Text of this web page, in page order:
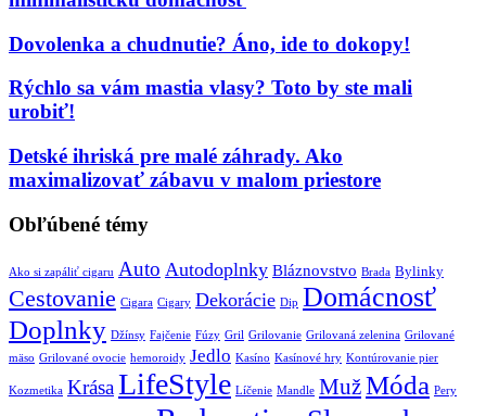
Dovolenka a chudnutie? Áno, ide to dokopy!
Rýchlo sa vám mastia vlasy? Toto by ste mali
urobiť!
Detské ihriská pre malé záhrady. Ako
maximalizovať zábavu v malom priestore
Obľúbené témy
Ako si zapáliť cigaru Auto Autodoplnky Bláznovstvo Brada Bylinky
Cestovanie Cigara Cigary Dekorácie Dip Domácnosť
Doplnky Džínsy Fajčenie Fúzy Gril Grilovanie Grilovaná zelenina Grilované
mäso Grilované ovocie hemoroidy Jedlo Kasíno Kasínové hry Kontúrovanie pier
Kozmetika KrásaLifeStyle Líčenie Mandle MužMóda Pery